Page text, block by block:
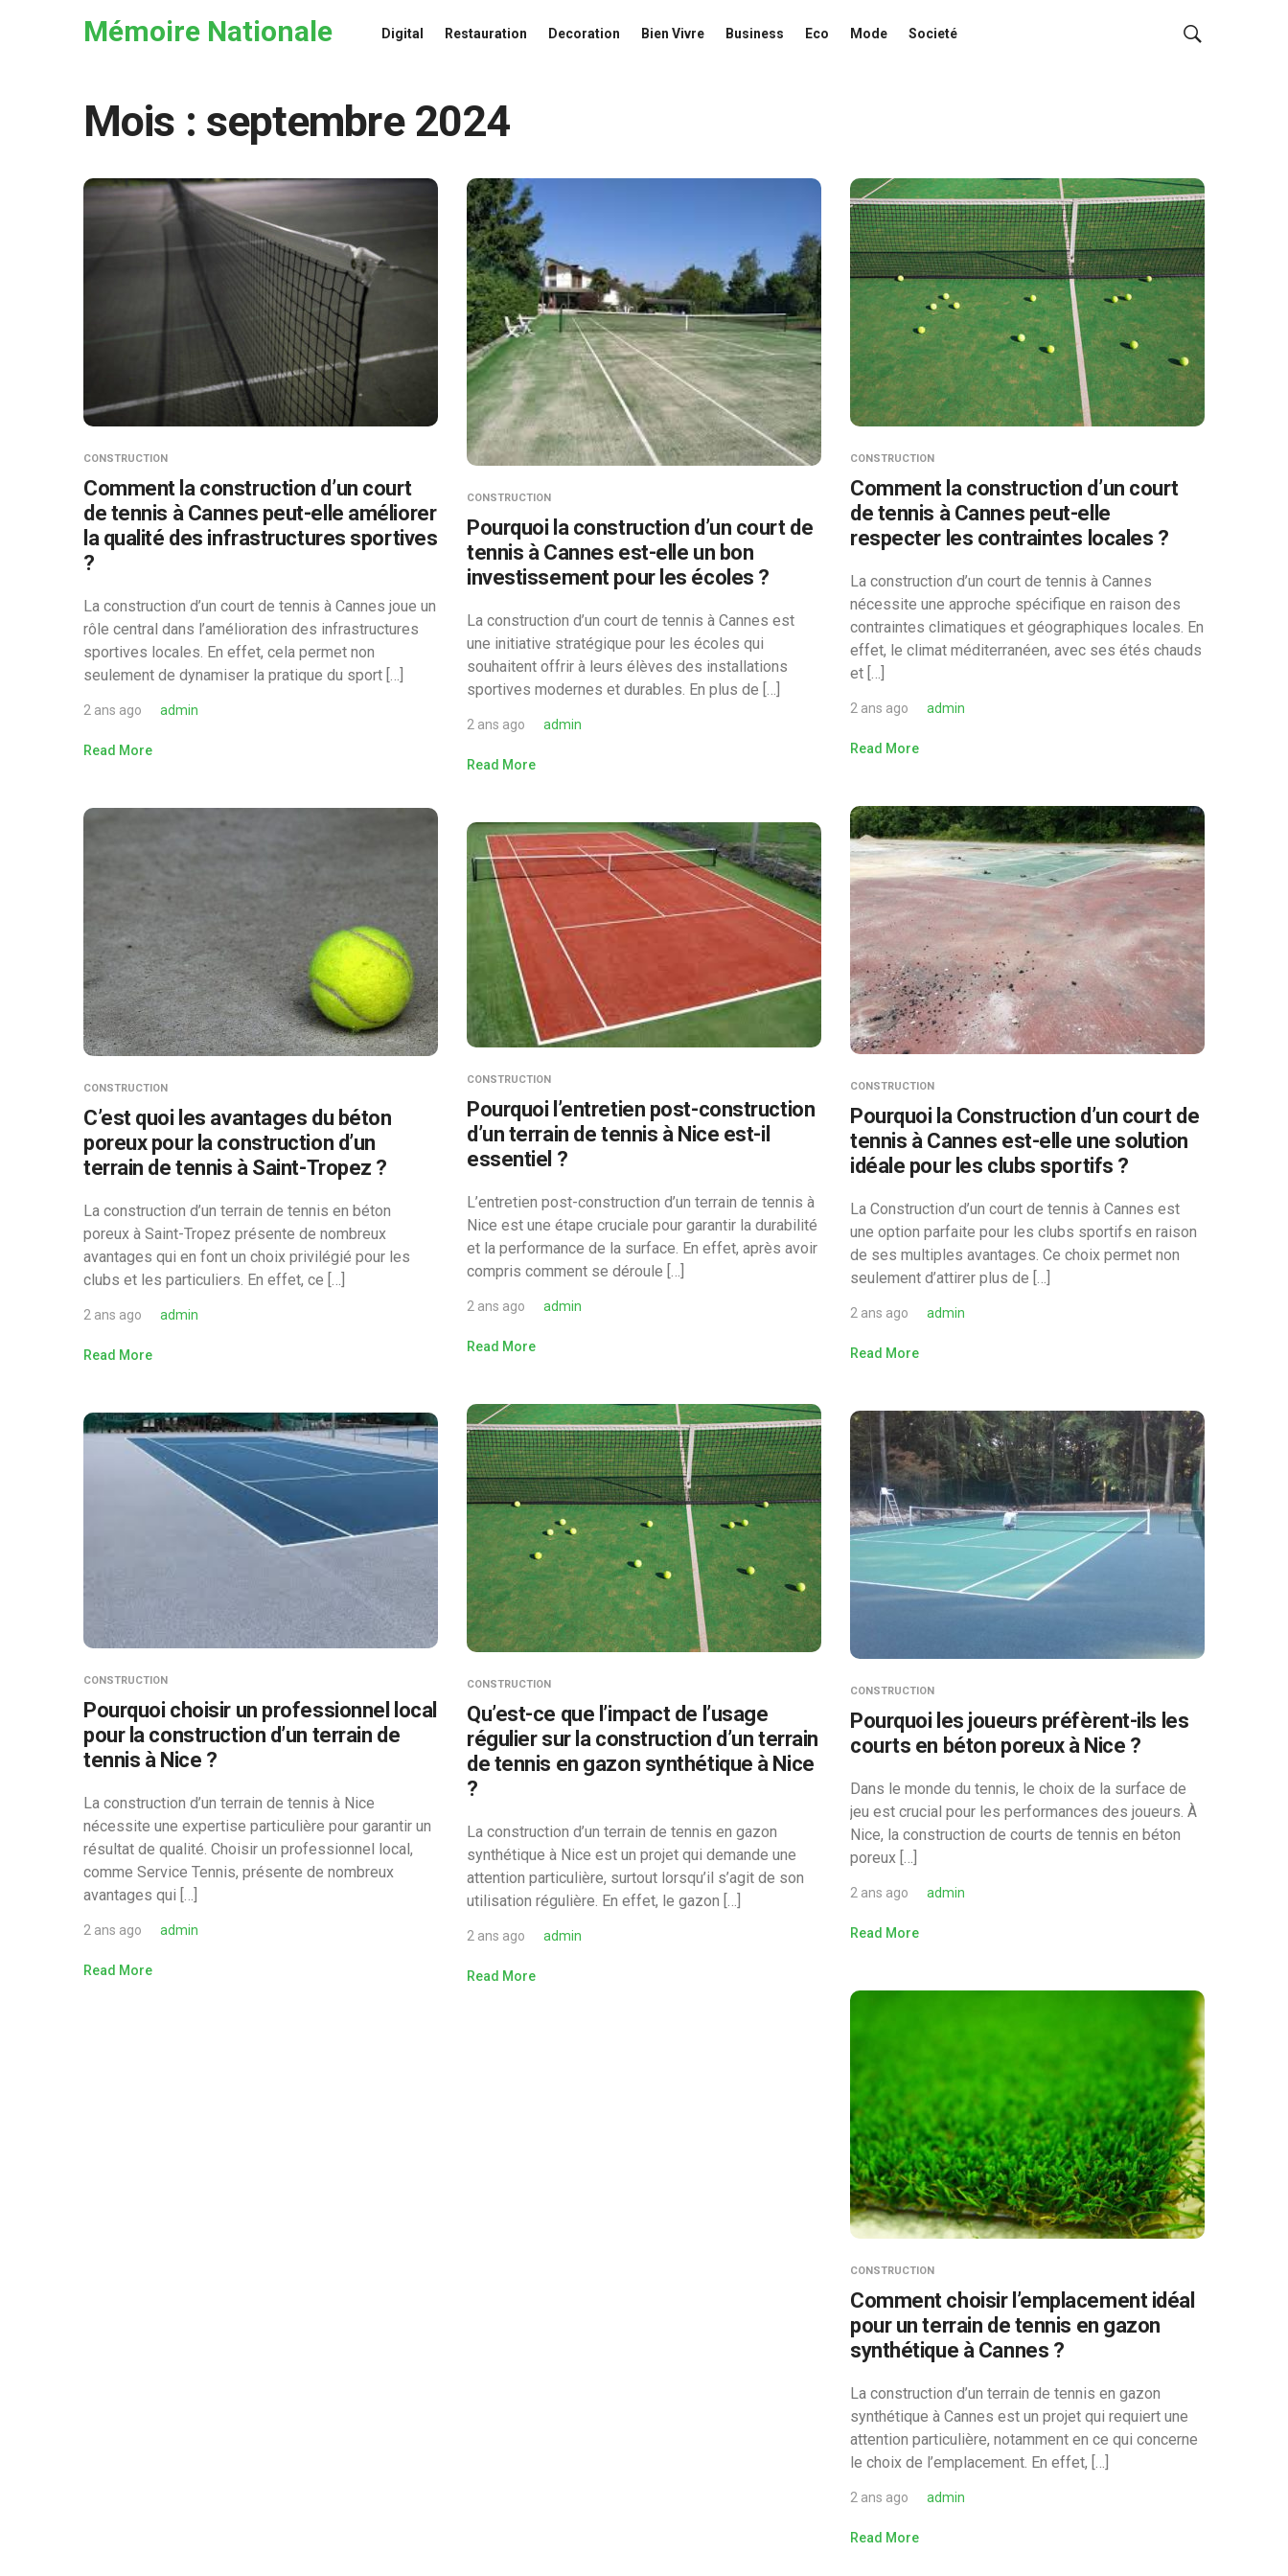
Mémoire Nationale Digital Restauration Decoration Bien Vivre Business Eco Mode Societé
Mois : septembre 2024
CONSTRUCTION
Comment la construction d’un court
de tennis à Cannes peut-elle améliorer
la qualité des infrastructures sportives
?
La construction d’un court de tennis à Cannes joue un
rôle central dans l’amélioration des infrastructures
sportives locales. En effet, cela permet non
seulement de dynamiser la pratique du sport […]
2 ans ago admin
Read More
CONSTRUCTION
Pourquoi la construction d’un court de
tennis à Cannes est-elle un bon
investissement pour les écoles ?
La construction d’un court de tennis à Cannes est
une initiative stratégique pour les écoles qui
souhaitent offrir à leurs élèves des installations
sportives modernes et durables. En plus de […]
2 ans ago admin
Read More
CONSTRUCTION
Comment la construction d’un court
de tennis à Cannes peut-elle
respecter les contraintes locales ?
La construction d’un court de tennis à Cannes
nécessite une approche spécifique en raison des
contraintes climatiques et géographiques locales. En
effet, le climat méditerranéen, avec ses étés chauds
et […]
2 ans ago admin
Read More
CONSTRUCTION
Pourquoi la Construction d’un court de
tennis à Cannes est-elle une solution
idéale pour les clubs sportifs ?
La Construction d’un court de tennis à Cannes est
une option parfaite pour les clubs sportifs en raison
de ses multiples avantages. Ce choix permet non
seulement d’attirer plus de […]
2 ans ago admin
Read More
CONSTRUCTION
C’est quoi les avantages du béton
poreux pour la construction d’un
terrain de tennis à Saint-Tropez ?
La construction d’un terrain de tennis en béton
poreux à Saint-Tropez présente de nombreux
avantages qui en font un choix privilégié pour les
clubs et les particuliers. En effet, ce […]
2 ans ago admin
Read More
CONSTRUCTION
Pourquoi l’entretien post-construction
d’un terrain de tennis à Nice est-il
essentiel ?
L’entretien post-construction d’un terrain de tennis à
Nice est une étape cruciale pour garantir la durabilité
et la performance de la surface. En effet, après avoir
compris comment se déroule […]
2 ans ago admin
Read More
CONSTRUCTION
Qu’est-ce que l’impact de l’usage
régulier sur la construction d’un terrain
de tennis en gazon synthétique à Nice
?
La construction d’un terrain de tennis en gazon
synthétique à Nice est un projet qui demande une
attention particulière, surtout lorsqu’il s’agit de son
utilisation régulière. En effet, le gazon […]
2 ans ago admin
Read More
CONSTRUCTION
Pourquoi les joueurs préfèrent-ils les
courts en béton poreux à Nice ?
Dans le monde du tennis, le choix de la surface de
jeu est crucial pour les performances des joueurs. À
Nice, la construction de courts de tennis en béton
poreux […]
2 ans ago admin
Read More
CONSTRUCTION
Pourquoi choisir un professionnel local
pour la construction d’un terrain de
tennis à Nice ?
La construction d’un terrain de tennis à Nice
nécessite une expertise particulière pour garantir un
résultat de qualité. Choisir un professionnel local,
comme Service Tennis, présente de nombreux
avantages qui […]
2 ans ago admin
Read More
CONSTRUCTION
Comment choisir l’emplacement idéal
pour un terrain de tennis en gazon
synthétique à Cannes ?
La construction d’un terrain de tennis en gazon
synthétique à Cannes est un projet qui requiert une
attention particulière, notamment en ce qui concerne
le choix de l’emplacement. En effet, […]
2 ans ago admin
Read More